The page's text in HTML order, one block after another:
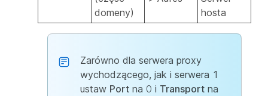
domeny)
hosta
Zarówno dla serwera proxy
wychodzącego, jak i serwera 1
ustaw Port na 0 i Transport na